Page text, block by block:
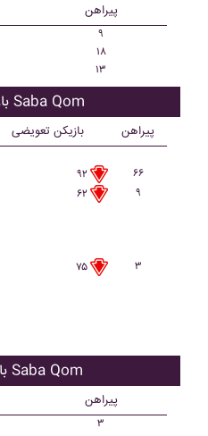
پیراهن
۹
۱۸
۱۳
بازیکنان اصلی Saba Qom
بازیکن تعویضی پیراهن
۹۲
۶۶
۶۲
۹
۷۵
۳
بازیکن ذحیره Saba Qom
پیراهن
۳